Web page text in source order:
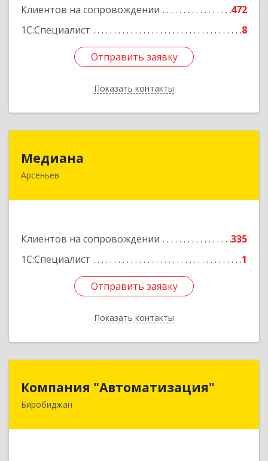
Клиентов на сопровождении
472
1С:Специалист
8
Отправить заявку
Показать контакты
Подробнее
Отправить заявку
Назад
Медиана
Арсеньев
Клиентов на сопровождении
335
1С:Специалист
1
Отправить заявку
Показать контакты
Отправить заявку
Назад
Компания "Автоматизация"
Биробиджан679016, Еврейская Аобл, Биробиджан г,